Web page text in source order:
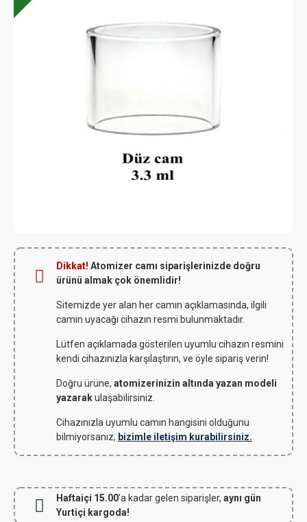
Dikkat! Atomizer camı siparişlerinizde doğru
ürünü almak çok önemlidir!
Sitemizde yer alan her camın açıklamasında, ilgili
camın uyacağı cihazın resmi bulunmaktadır.
Lütfen açıklamada gösterilen uyumlu cihazın resmini
kendi cihazınızla karşılaştırın, ve öyle sipariş verin!
Doğru ürüne, atomizerinizin altında yazan modeli
yazarakulaşabilirsiniz.
Cihazınızla uyumlu camın hangisini olduğunu
bilmiyorsanız, bizimle iletişim kurabilirsiniz.
Haftaiçi 15.00'a kadar gelen siparişler, aynı gün
Yurtiçi kargoda!